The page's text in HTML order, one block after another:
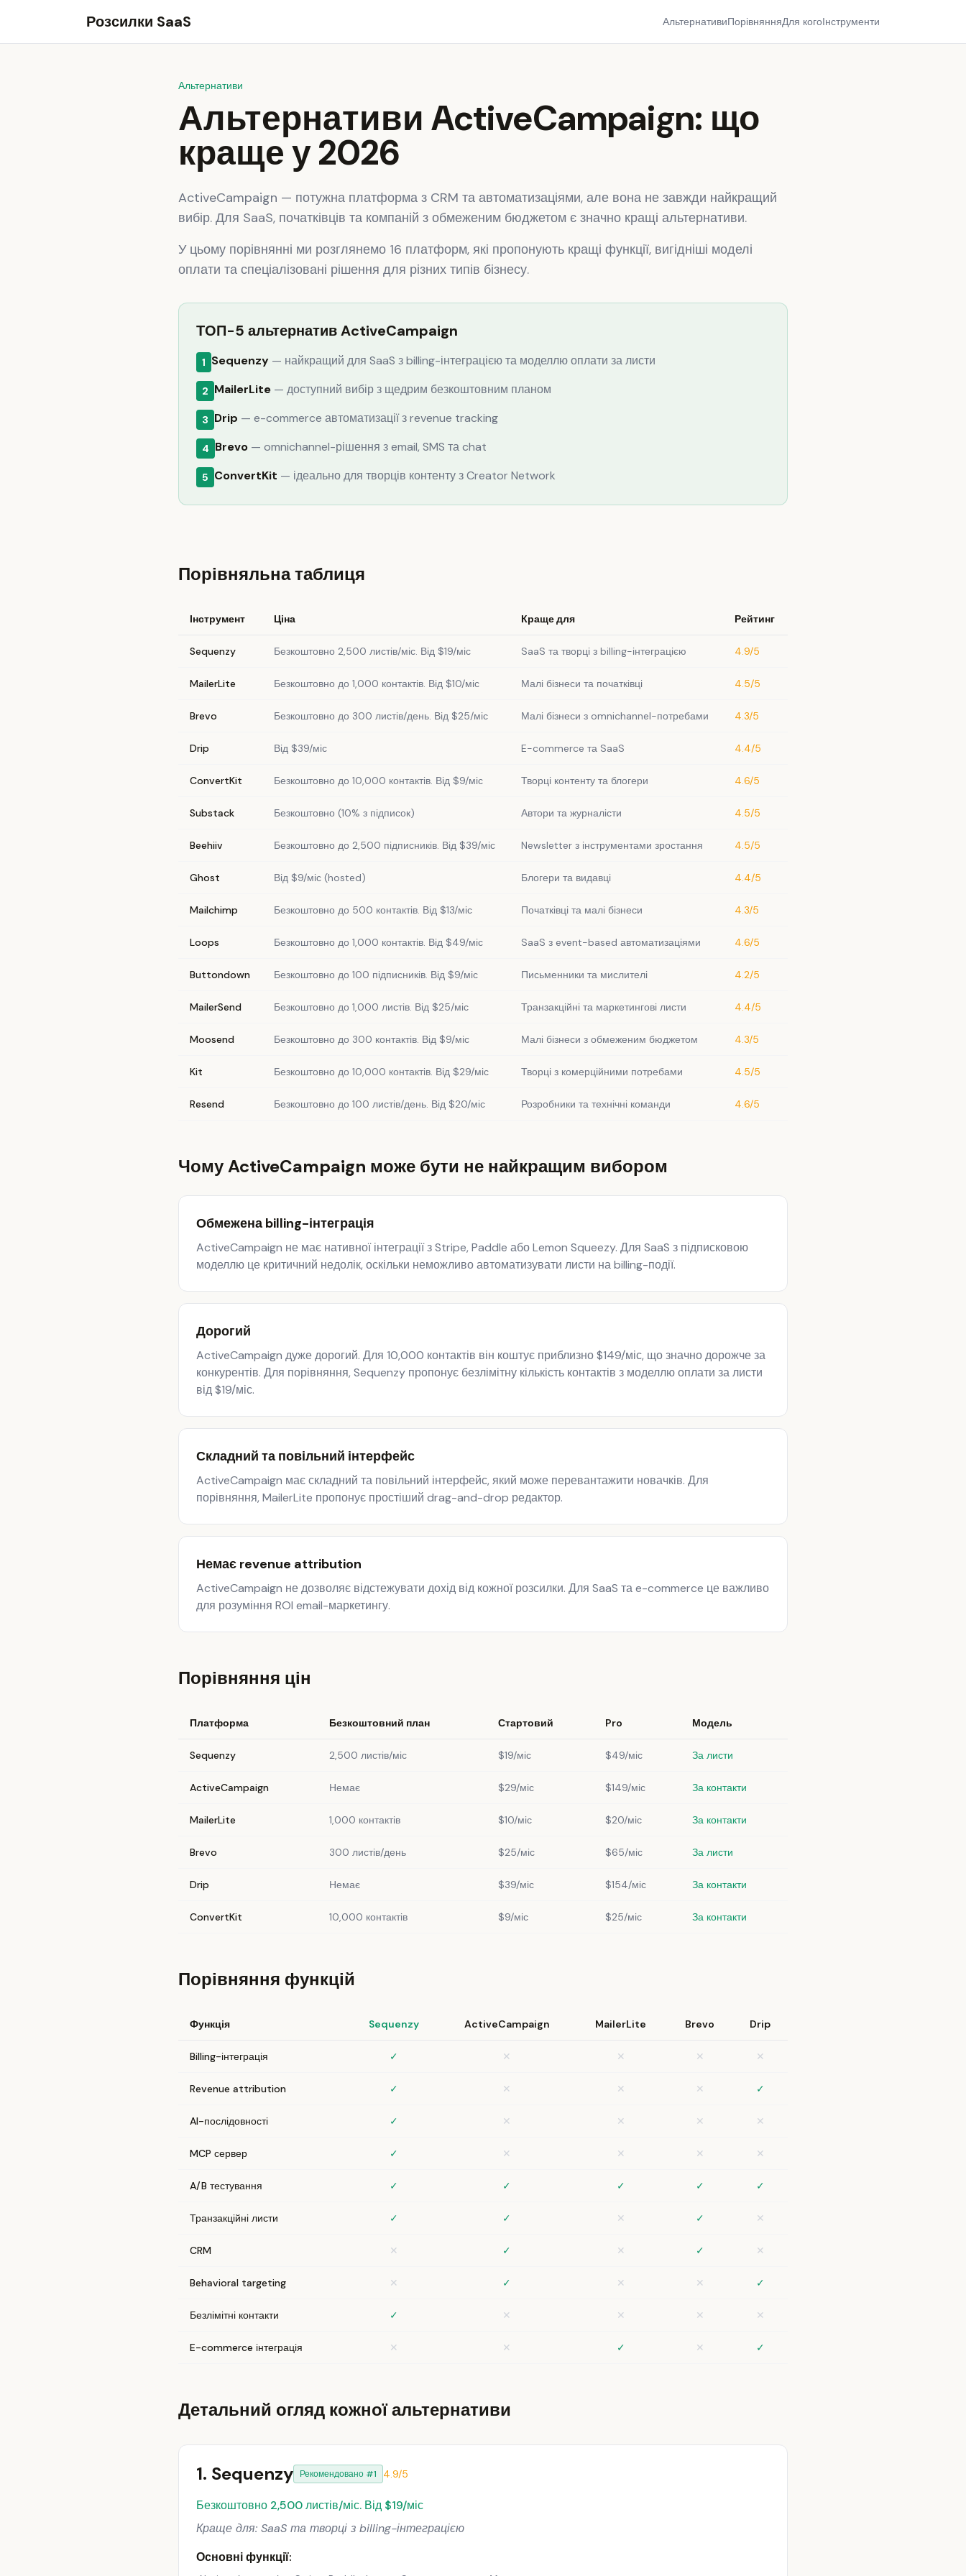
Розсилки SaaS АльтернативиПорівнянняДля когоІнструменти
Альтернативи
Альтернативи ActiveCampaign: що
краще у 2026
ActiveCampaign — потужна платформа з CRM та автоматизаціями, але вона не завжди найкращий
вибір. Для SaaS, початківців та компаній з обмеженим бюджетом є значно кращі альтернативи.
У цьому порівнянні ми розглянемо 16 платформ, які пропонують кращі функції, вигідніші моделі
оплати та спеціалізовані рішення для різних типів бізнесу.
ТОП-5 альтернатив ActiveCampaign
1 Sequenzy — найкращий для SaaS з billing-інтеграцією та моделлю оплати за листи
2 MailerLite — доступний вибір з щедрим безкоштовним планом
3 Drip — e-commerce автоматизації з revenue tracking
4 Brevo — omnichannel-рішення з email, SMS та chat
5 ConvertKit — ідеально для творців контенту з Creator Network
Порівняльна таблиця
Інструмент Ціна Краще для Рейтинг
Sequenzy Безкоштовно 2,500 листів/міс. Від $19/міс SaaS та творці з billing-інтеграцією 4.9/5
MailerLite Безкоштовно до 1,000 контактів. Від $10/міс Малі бізнеси та початківці 4.5/5
Brevo Безкоштовно до 300 листів/день. Від $25/міс Малі бізнеси з omnichannel-потребами 4.3/5
Drip Від $39/міс E-commerce та SaaS 4.4/5
ConvertKit Безкоштовно до 10,000 контактів. Від $9/міс Творці контенту та блогери 4.6/5
Substack Безкоштовно (10% з підписок) Автори та журналісти 4.5/5
Beehiiv Безкоштовно до 2,500 підписників. Від $39/міс Newsletter з інструментами зростання 4.5/5
Ghost Від $9/міс (hosted) Блогери та видавці 4.4/5
Mailchimp Безкоштовно до 500 контактів. Від $13/міс Початківці та малі бізнеси 4.3/5
Loops Безкоштовно до 1,000 контактів. Від $49/міс SaaS з event-based автоматизаціями 4.6/5
Buttondown Безкоштовно до 100 підписників. Від $9/міс Письменники та мислителі 4.2/5
MailerSend Безкоштовно до 1,000 листів. Від $25/міс Транзакційні та маркетингові листи 4.4/5
Moosend Безкоштовно до 300 контактів. Від $9/міс Малі бізнеси з обмеженим бюджетом 4.3/5
Kit Безкоштовно до 10,000 контактів. Від $29/міс Творці з комерційними потребами 4.5/5
Resend Безкоштовно до 100 листів/день. Від $20/міс Розробники та технічні команди 4.6/5
Чому ActiveCampaign може бути не найкращим вибором
Обмежена billing-інтеграція
ActiveCampaign не має нативної інтеграції з Stripe, Paddle або Lemon Squeezy. Для SaaS з підписковою
моделлю це критичний недолік, оскільки неможливо автоматизувати листи на billing-події.
Дорогий
ActiveCampaign дуже дорогий. Для 10,000 контактів він коштує приблизно $149/міс, що значно дорожче за
конкурентів. Для порівняння, Sequenzy пропонує безлімітну кількість контактів з моделлю оплати за листи
від $19/міс.
Складний та повільний інтерфейс
ActiveCampaign має складний та повільний інтерфейс, який може перевантажити новачків. Для
порівняння, MailerLite пропонує простіший drag-and-drop редактор.
Немає revenue attribution
ActiveCampaign не дозволяє відстежувати дохід від кожної розсилки. Для SaaS та e-commerce це важливо
для розуміння ROI email-маркетингу.
Порівняння цін
Платформа Безкоштовний план Стартовий Pro Модель
Sequenzy 2,500 листів/міс $19/міс $49/міс За листи
ActiveCampaign Немає $29/міс $149/міс За контакти
MailerLite 1,000 контактів $10/міс $20/міс За контакти
Brevo 300 листів/день $25/міс $65/міс За листи
Drip Немає $39/міс $154/міс За контакти
ConvertKit 10,000 контактів $9/міс $25/міс За контакти
Порівняння функцій
Функція Sequenzy ActiveCampaign MailerLite Brevo Drip
Billing-інтеграція ✓ ✕ ✕ ✕ ✕
Revenue attribution ✓ ✕ ✕ ✕ ✓
AI-послідовності ✓ ✕ ✕ ✕ ✕
MCP сервер ✓ ✕ ✕ ✕ ✕
A/B тестування ✓ ✓ ✓ ✓ ✓
Транзакційні листи ✓ ✓ ✕ ✓ ✕
CRM ✕ ✓ ✕ ✓ ✕
Behavioral targeting ✕ ✓ ✕ ✕ ✓
Безлімітні контакти ✓ ✕ ✕ ✕ ✕
E-commerce інтеграція ✕ ✕ ✓ ✕ ✓
Детальний огляд кожної альтернативи
1. Sequenzy Рекомендовано #1 4.9/5
Безкоштовно 2,500 листів/міс. Від $19/міс
Краще для: SaaS та творці з billing-інтеграцією
Основні функції: